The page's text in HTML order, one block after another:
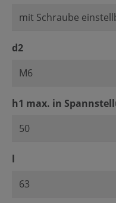
d2auswählen
h1 max. in
l